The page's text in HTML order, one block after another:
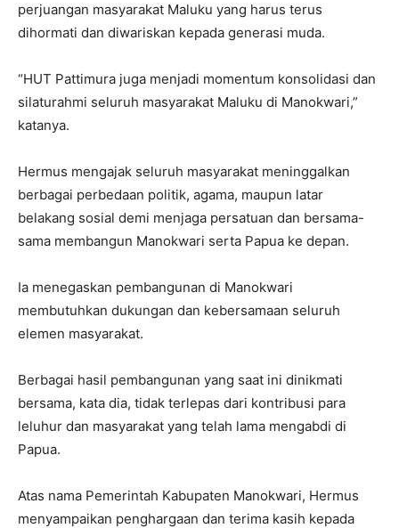
perjuangan masyarakat Maluku yang harus terus
dihormati dan diwariskan kepada generasi muda.
“HUT Pattimura juga menjadi momentum konsolidasi dan
silaturahmi seluruh masyarakat Maluku di Manokwari,”
katanya.
Hermus mengajak seluruh masyarakat meninggalkan
berbagai perbedaan politik, agama, maupun latar
belakang sosial demi menjaga persatuan dan bersama-
sama membangun Manokwari serta Papua ke depan.
Ia menegaskan pembangunan di Manokwari
membutuhkan dukungan dan kebersamaan seluruh
elemen masyarakat.
Berbagai hasil pembangunan yang saat ini dinikmati
bersama, kata dia, tidak terlepas dari kontribusi para
leluhur dan masyarakat yang telah lama mengabdi di
Papua.
Atas nama Pemerintah Kabupaten Manokwari, Hermus
menyampaikan penghargaan dan terima kasih kepada